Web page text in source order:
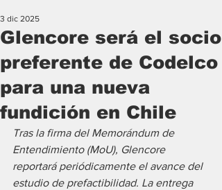
Glencore será el socio
preferente de Codelco
para una nueva
fundición en Chile
3 dic 2025
Tras la firma del Memorándum de
Entendimiento (MoU), Glencore
reportará periódicamente el avance del
estudio de prefactibilidad. La entrega